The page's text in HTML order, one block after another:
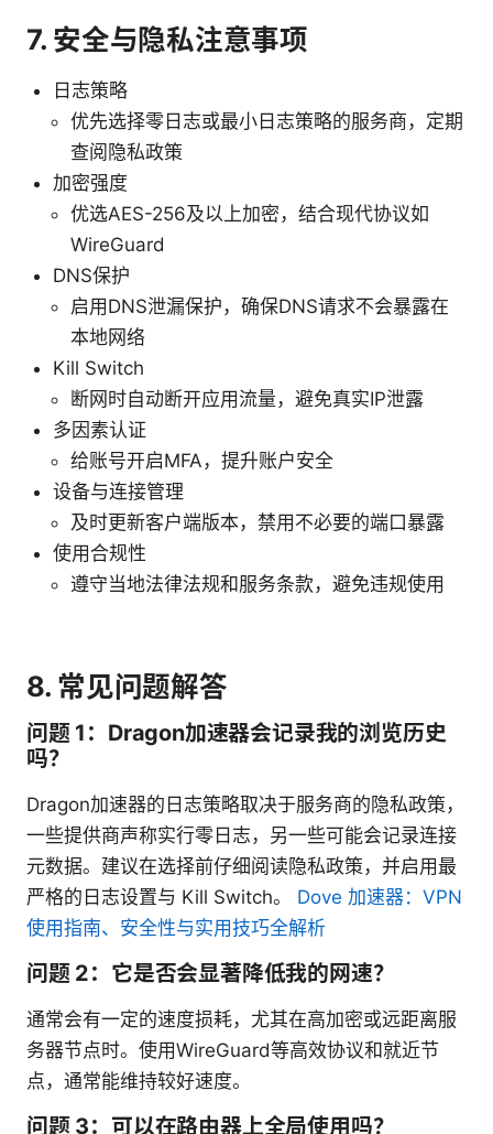
7. 安全与隐私注意事项
日志策略
优先选择零日志或最小日志策略的服务商，定期
查阅隐私政策
加密强度
优选AES-256及以上加密，结合现代协议如
WireGuard
DNS保护
启用DNS泄漏保护，确保DNS请求不会暴露在
本地网络
Kill Switch
断网时自动断开应用流量，避免真实IP泄露
多因素认证
给账号开启MFA，提升账户安全
设备与连接管理
及时更新客户端版本，禁用不必要的端口暴露
使用合规性
遵守当地法律法规和服务条款，避免违规使用
8. 常见问题解答
问题 1：Dragon加速器会记录我的浏览历史
吗？
Dragon加速器的日志策略取决于服务商的隐私政策，
一些提供商声称实行零日志，另一些可能会记录连接
元数据。建议在选择前仔细阅读隐私政策，并启用最
严格的日志设置与 Kill Switch。 Dove 加速器：VPN
使用指南、安全性与实用技巧全解析
问题 2：它是否会显著降低我的网速？
通常会有一定的速度损耗，尤其在高加密或远距离服
务器节点时。使用WireGuard等高效协议和就近节
点，通常能维持较好速度。
问题 3：可以在路由器上全局使用吗？